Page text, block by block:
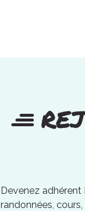
Devenez adhérent
randonnées,